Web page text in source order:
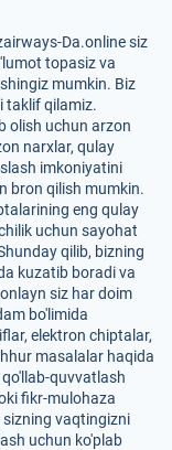
Da.online siz
topasiz va
mumkin. Biz
taklif qilamiz.
olish uchun arzon
narxlar, qulay
imkoniyatini
bron qilish mumkin.
eng qulay
uchun sayohat
qilib, bizning
kuzatib boradi va
siz har doim
bo'limida
elektron chiptalar,
masalalar haqida
quvvatlash
fikr-mulohaza
vaqtingizni
uchun ko'plab